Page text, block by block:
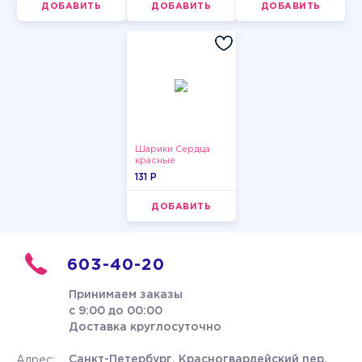
ДОБАВИТЬ ДОБАВИТЬ ДОБАВИТЬ
Шарики Сердца
красные
131 P
ДОБАВИТЬ
603-40-20
Принимаем заказы
с 9:00 до 00:00
Доставка круглосуточно
Санкт-Петербург, Красногвардейский пер.